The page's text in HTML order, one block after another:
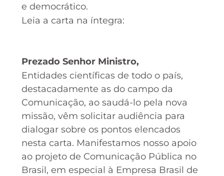
e democrático.
Leia a carta na íntegra:
Prezado Senhor Ministro,
Entidades científicas de todo o país,
destacadamente as do campo da
Comunicação, ao saudá-lo pela nova
missão, vêm solicitar audiência para
dialogar sobre os pontos elencados
nesta carta. Manifestamos nosso apoio
ao projeto de Comunicação Pública no
Brasil, em especial à Empresa Brasil de